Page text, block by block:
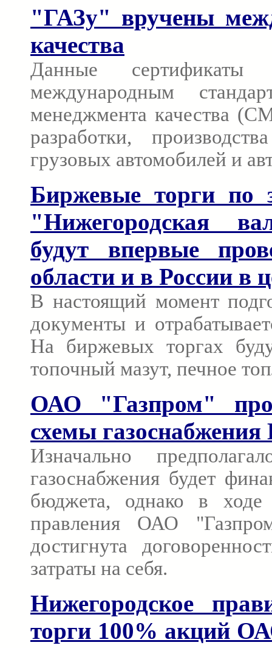
"ГАЗу" вручены
качества
Данные сертификаты
международным
менеджмента качества
разработки,
грузовых автомобилей и
Биржевые торги по
"Нижегородская
будут впервые
области и в России в
В настоящий момент
документы и
На биржевых торгах
топочный мазут, печное
ОАО "Газпром"
схемы
Изначально
газоснабжения будет
бюджета, однако в ходе
правления ОАО
достигнута
затраты на себя.
Нижегородское
торги 100% акций